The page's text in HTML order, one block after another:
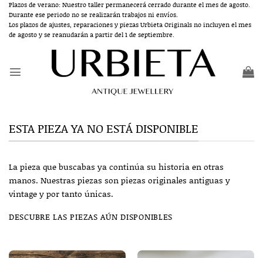
Saltar
contenido
Plazos de verano: Nuestro taller permanecerá cerrado durante el mes de agosto.
Durante ese periodo no se realizarán trabajos ni envíos.
Los plazos de ajustes, reparaciones y piezas Urbieta Originals no incluyen el mes
de agosto y se reanudarán a partir del 1 de septiembre.
ESTA PIEZA YA NO ESTÁ DISPONIBLE
La pieza que buscabas ya continúa su historia en otras
manos. Nuestras piezas son piezas originales antiguas y
vintage y por tanto únicas.
DESCUBRE LAS PIEZAS AÚN DISPONIBLES